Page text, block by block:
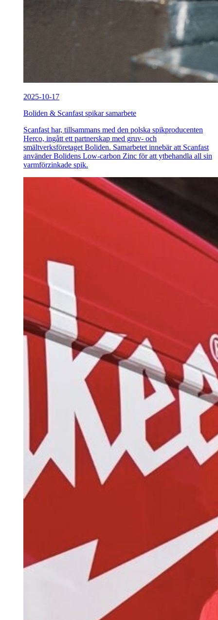
2025-10-17
Boliden & Scanfast spikar samarbete
Scanfast har, tillsammans med den polska spikproducenten
Herco, ingått ett partnerskap med gruv- och
smältverksföretaget Boliden. Samarbetet innebär att Scanfast
använder Bolidens Low-carbon Zinc för att ytbehandla all sin
varmförzinkade spik.